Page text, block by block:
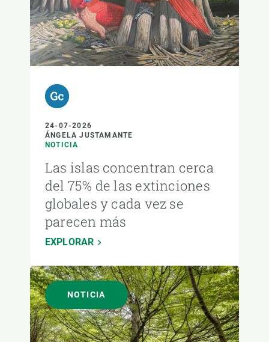
24-07-2026
ÁNGELA JUSTAMANTE
NOTICIA
Las islas concentran cerca
del 75% de las extinciones
globales y cada vez se
parecen más
EXPLORAR
NOTICIA